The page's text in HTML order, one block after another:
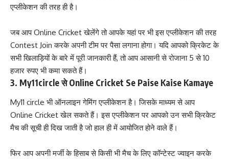
एप्लीकेशन की तरह ही है।
जब आप Online Cricket खेलेंगे तो आपके यहां पर भी इस एप्लीकेशन की तरह
Contest Join करके अपनी टीम पर पैसा लगाना होगा। यदि आपको क्रिकेट के
सभी खिलाड़ियों के बारे में पूरी जानकारी हैं, तो आप आसानी से रोजाना 5 से 10
हजार रुपए भी कमा सकते हैं।
3. My11circle से Online Cricket Se Paise Kaise Kamaye
My11 circle भी ऑनलाइन गेमिंग एप्लीकेशन है। जिसके माध्यम से आप
Online Cricket खेल सकते हैं। इस एप्लीकेशन पर आपको उन सभी क्रिकेट
मैच की सूची ही दिख जाती है जो हाल ही में आयोजित होने वाले हैं।
फिर आप अपनी मर्जी के हिसाब से किसी भी मैच के लिए कॉन्टेस्ट ज्वाइन करके